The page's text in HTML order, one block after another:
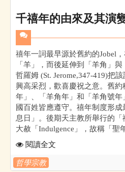
千禧年的由來及其演
禧年一詞最早源於舊約的Jobel
「羊」，而後延伸到「羊角」
哲羅姆 (St. Jerome,347-419)把
興高采烈，歡喜慶祝之意。舊
年」、「羊角年」和「羊角號
國百姓皆應遵守。禧年制度形
息日」。後期天主教所舉行的
大赦「Indulgence」，故稱「聖
閱讀全文
哲學宗教